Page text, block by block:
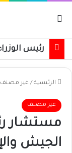
الرئيسية / غير مصنف
غير مصنف
مستشار
الجيش